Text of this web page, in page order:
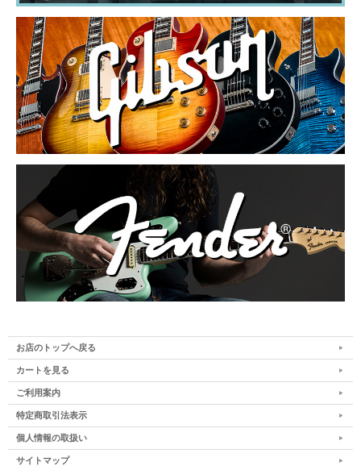
お店のトップへ戻る
カートを見る
ご利用案内
特定商取引法表示
個人情報の取扱い
サイトマップ